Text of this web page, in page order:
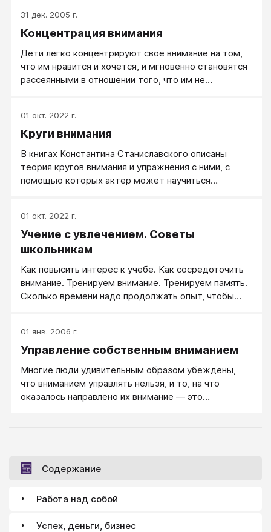
переключаться на что-то другое. Внимание —
прожектор, у которого все время меняется фокус
слабая), и с огромной скоростью может он
поворачиваться на вышке.
31 дек. 2005 г.
Концентрация внимания
Дети легко концентрируют свое внимание на том,
что им нравится и хочется, и мгновенно становятся
рассеянными в отношении того, что им не
01 окт. 2022 г.
Круги внимания
В книгах Константина Станиславского описаны
теория кругов внимания и упражнения с ними, с
помощью которых актер может научиться
чувствительность.
01 окт. 2022 г.
Учение с увлечением. Советы
школьникам
Как повысить интерес к учебе. Как сосредоточить
внимание. Тренируем внимание. Тренируем память.
Сколько времени надо продолжать опыт, чтобы
памяти. Память работает, если есть цель, действие
и применение. Закономерности волевой памяти.
волю к цели. Когда вызывают к доске...Контрольная
работаДля тех, кто читать не любит.
Интеллектуальный фон класса. Как освободить
01 янв. 2006 г.
Управление собственным вниманием
Многие люди удивительным образом убеждены,
что вниманием управлять нельзя, и то, на что
оказалось направлено их внимание — это
Содержание
Работа над собой
Успех, деньги, бизнес